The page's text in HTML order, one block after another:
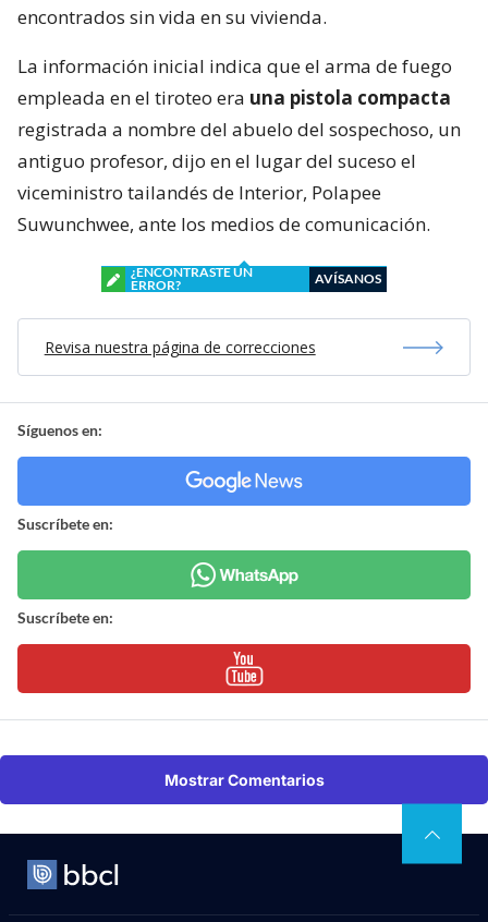
encontrados sin vida en su vivienda.
La información inicial indica que el arma de fuego
empleada en el tiroteo era una pistola compacta
registrada a nombre del abuelo del sospechoso, un
antiguo profesor, dijo en el lugar del suceso el
viceministro tailandés de Interior, Polapee
Suwunchwee, ante los medios de comunicación.
¿ENCONTRASTE UN
ERROR?
AVÍSANOS
Revisa nuestra página de correcciones
Síguenos en:
Suscríbete en:
Suscríbete en:
Mostrar Comentarios